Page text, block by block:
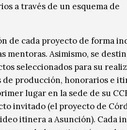
a través de un esquema de
de cada proyecto de forma
mentoras. Asimismo, se
seleccionados para su
producción, honorarios e
lugar en la sede de su
invitado (el proyecto de
itinera a Asunción). Cada